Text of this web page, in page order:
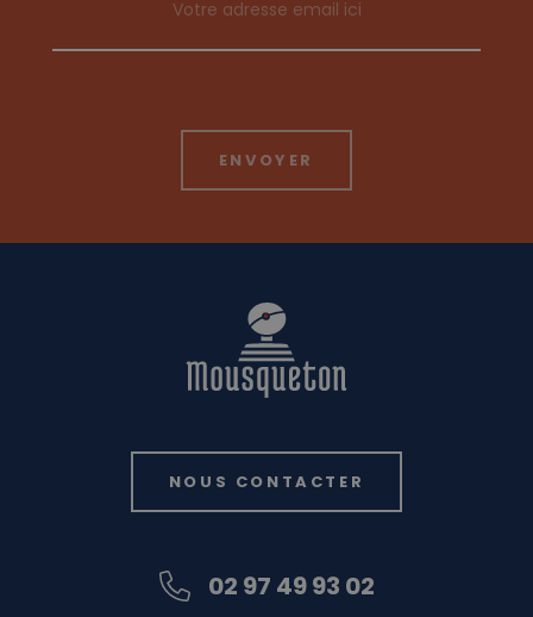
NOUS CONTACTER
02 97 49 93 02